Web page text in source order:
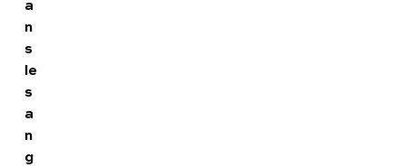
n
s
le
s
a
n
g